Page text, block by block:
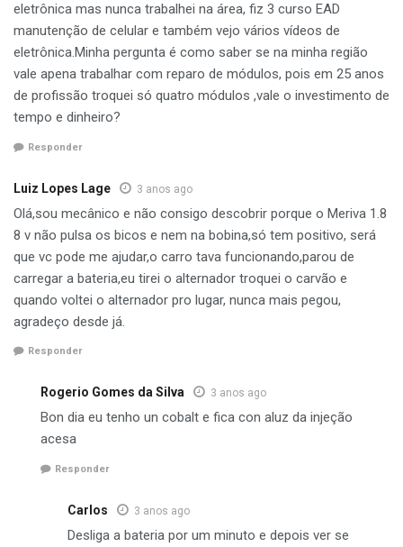
eletrônica mas nunca trabalhei na área, fiz 3 curso EAD
manutenção de celular e também vejo vários vídeos de
eletrônica.Minha pergunta é como saber se na minha região
vale apena trabalhar com reparo de módulos, pois em 25 anos
de profissão troquei só quatro módulos ,vale o investimento de
tempo e dinheiro?
Responder
Luiz Lopes Lage 3 anos ago
Olá,sou mecânico e não consigo descobrir porque o Meriva 1.8
8 v não pulsa os bicos e nem na bobina,só tem positivo, será
que vc pode me ajudar,o carro tava funcionando,parou de
carregar a bateria,eu tirei o alternador troquei o carvão e
quando voltei o alternador pro lugar, nunca mais pegou,
agradeço desde já.
Responder
Rogerio Gomes da Silva 3 anos ago
Bon dia eu tenho un cobalt e fica con aluz da injeção
acesa
Responder
Carlos 3 anos ago
Desliga a bateria por um minuto e depois ver se